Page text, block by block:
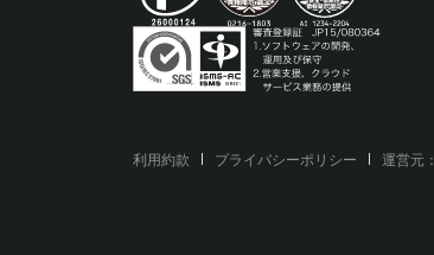
利用約款 プライバシーポリシー 運営元：